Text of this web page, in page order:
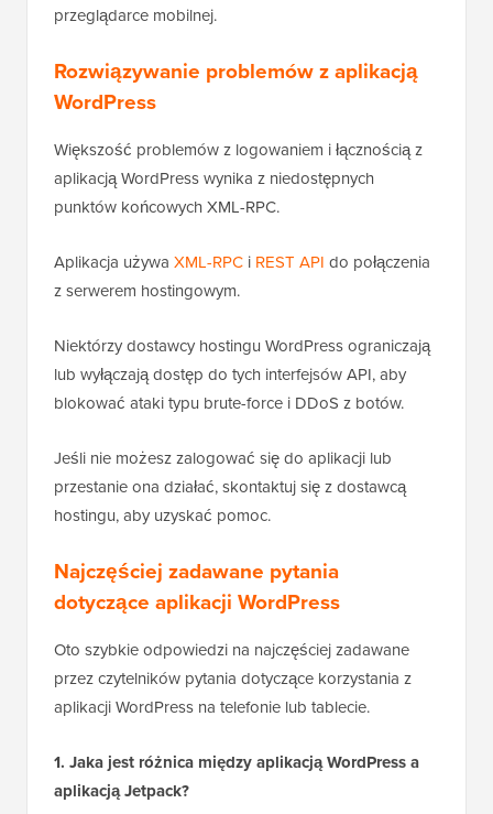
przeglądarce mobilnej.
Rozwiązywanie problemów z aplikacją
WordPress
Większość problemów z logowaniem i łącznością z
aplikacją WordPress wynika z niedostępnych
punktów końcowych XML-RPC.
Aplikacja używa XML-RPC i REST API do połączenia
z serwerem hostingowym.
Niektórzy dostawcy hostingu WordPress ograniczają
lub wyłączają dostęp do tych interfejsów API, aby
blokować ataki typu brute-force i DDoS z botów.
Jeśli nie możesz zalogować się do aplikacji lub
przestanie ona działać, skontaktuj się z dostawcą
hostingu, aby uzyskać pomoc.
Najczęściej zadawane pytania
dotyczące aplikacji WordPress
Oto szybkie odpowiedzi na najczęściej zadawane
przez czytelników pytania dotyczące korzystania z
aplikacji WordPress na telefonie lub tablecie.
1. Jaka jest różnica między aplikacją WordPress a
aplikacją Jetpack?